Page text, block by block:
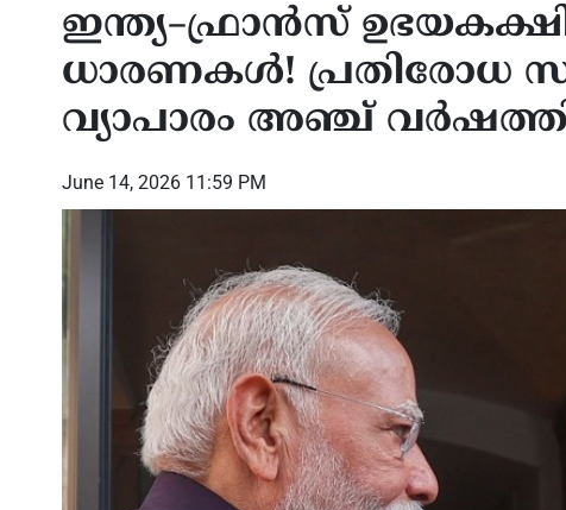
ഇന്ത്യ–ഫ്രാൻസ്
ധാരണകൾ! പ്രതിരോധ
വ്യാപാരം അഞ്ച്
June 14, 2026 11:59 PM
വിപ്ലവം,
നാല് മുതിർന്ന മാധ്യമപ്രവർത്തകരെ
ആദരിച്ചു